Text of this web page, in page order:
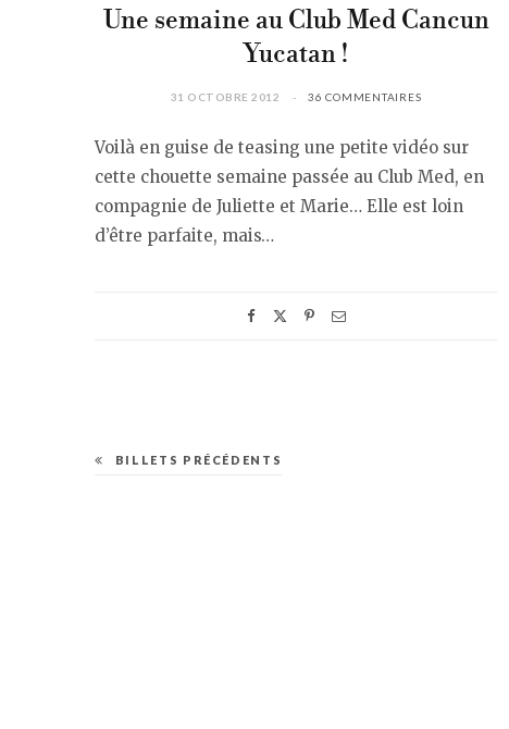
Une semaine au Club Med Cancun
Yucatan !
31 OCTOBRE 2012 36 COMMENTAIRES
Voilà en guise de teasing une petite vidéo sur
cette chouette semaine passée au Club Med, en
compagnie de Juliette et Marie… Elle est loin
d’être parfaite, mais…
BILLETS PRÉCÉDENTS